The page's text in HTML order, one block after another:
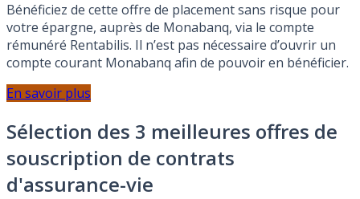
Bénéficiez de cette offre de placement sans risque pour
votre épargne, auprès de Monabanq, via le compte
rémunéré Rentabilis. Il n’est pas nécessaire d’ouvrir un
compte courant Monabanq afin de pouvoir en bénéficier.
En savoir plus
Sélection des 3 meilleures offres de
souscription de contrats
d'assurance-vie